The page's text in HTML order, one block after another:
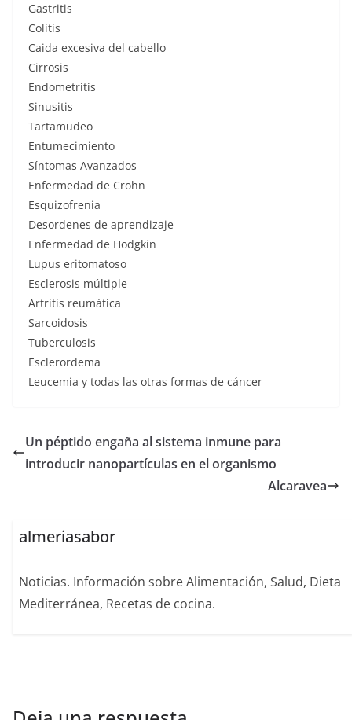
Gastritis
Colitis
Caida excesiva del cabello
Cirrosis
Endometritis
Sinusitis
Tartamudeo
Entumecimiento
Síntomas Avanzados
Enfermedad de Crohn
Esquizofrenia
Desordenes de aprendizaje
Enfermedad de Hodgkin
Lupus eritomatoso
Esclerosis múltiple
Artritis reumática
Sarcoidosis
Tuberculosis
Esclerordema
Leucemia y todas las otras formas de cáncer
Un péptido engaña al sistema inmune para
introducir nanopartículas en el organismo
Alcaravea
almeriasabor
Noticias. Información sobre Alimentación, Salud, Dieta
Mediterránea, Recetas de cocina.